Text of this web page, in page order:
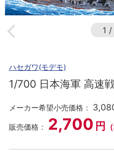
1 /
ハセガワ(モデモ)
1/700 日本海軍 高速
メーカー希望小売価格：
販売価格： 2,700 円